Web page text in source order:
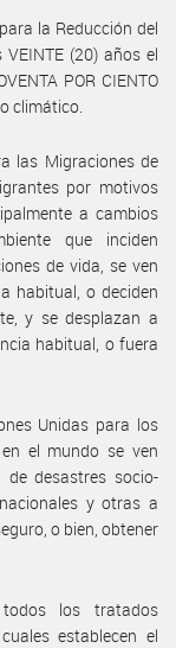
la Reducción del
(20) años el
POR CIENTO
climático.
las Migraciones de
por motivos
a cambios
que inciden
de vida, se ven
habitual, o deciden
y se desplazan a
habitual, o fuera
Unidas para los
el mundo se ven
desastres socio-
y otras a
o bien, obtener
todos los tratados
establecen el